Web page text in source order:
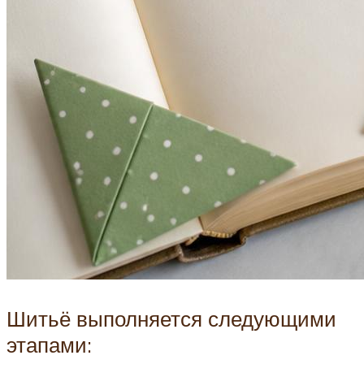
Шитьё выполняется следующими
этапами: